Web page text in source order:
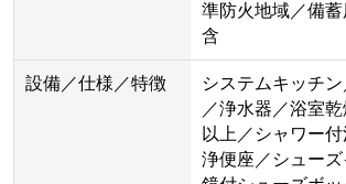
準防火地域／備
含
設備／仕様／特徴
システムキッチ
／浄水器／浴室
以上／シャワー
浄便座／シュー